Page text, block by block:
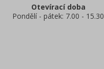
Otevírací doba
Pondělí - pátek: 7.00 - 15.30